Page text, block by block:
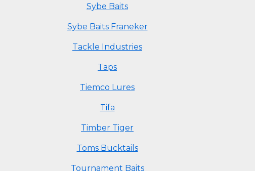
Sybe Baits
Sybe Baits Franeker
Tackle Industries
Taps
Tiemco Lures
Tifa
Timber Tiger
Toms Bucktails
Tournament Baits